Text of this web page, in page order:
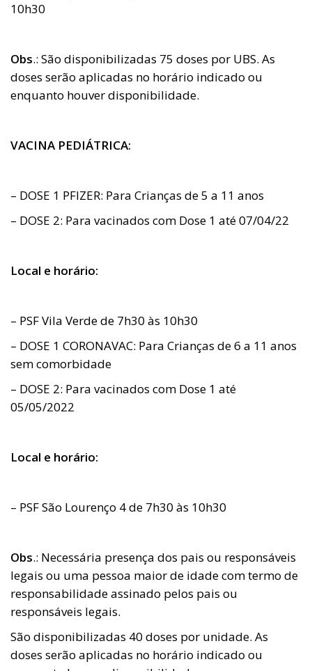
10h30
Obs.: São disponibilizadas 75 doses por UBS. As
doses serão aplicadas no horário indicado ou
enquanto houver disponibilidade.
VACINA PEDIÁTRICA:
– DOSE 1 PFIZER: Para Crianças de 5 a 11 anos
– DOSE 2: Para vacinados com Dose 1 até 07/04/22
Local e horário:
– PSF Vila Verde de 7h30 às 10h30
– DOSE 1 CORONAVAC: Para Crianças de 6 a 11 anos
sem comorbidade
– DOSE 2: Para vacinados com Dose 1 até
05/05/2022
Local e horário:
– PSF São Lourenço 4 de 7h30 às 10h30
Obs.: Necessária presença dos pais ou responsáveis
legais ou uma pessoa maior de idade com termo de
responsabilidade assinado pelos pais ou
responsáveis legais.
São disponibilizadas 40 doses por unidade. As
doses serão aplicadas no horário indicado ou